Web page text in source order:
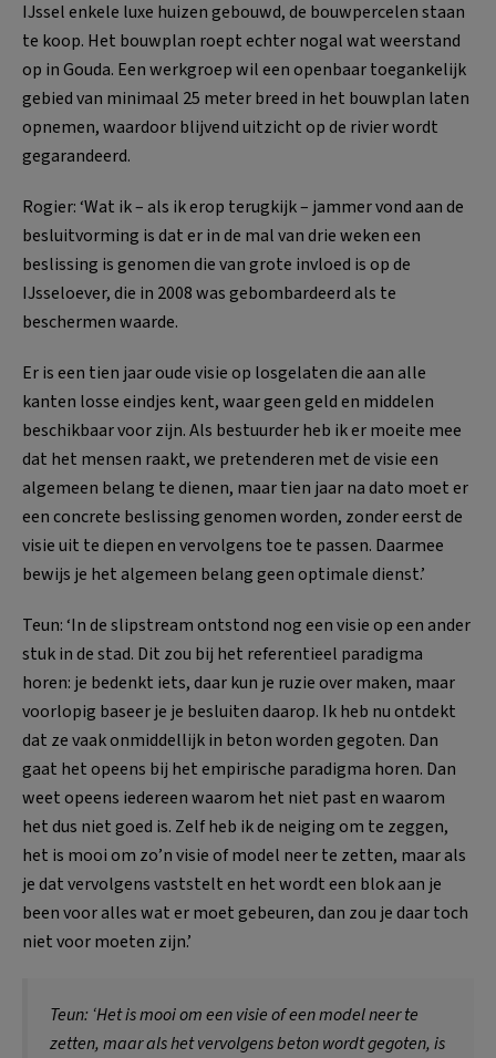
IJssel enkele luxe huizen gebouwd, de bouwpercelen staan
te koop. Het bouwplan roept echter nogal wat weerstand
op in Gouda. Een werkgroep wil een openbaar toegankelijk
gebied van minimaal 25 meter breed in het bouwplan laten
opnemen, waardoor blijvend uitzicht op de rivier wordt
gegarandeerd.
Rogier: ‘Wat ik – als ik erop terugkijk – jammer vond aan de
besluitvorming is dat er in de mal van drie weken een
beslissing is genomen die van grote invloed is op de
IJsseloever, die in 2008 was gebombardeerd als te
beschermen waarde.
Er is een tien jaar oude visie op losgelaten die aan alle
kanten losse eindjes kent, waar geen geld en middelen
beschikbaar voor zijn. Als bestuurder heb ik er moeite mee
dat het mensen raakt, we pretenderen met de visie een
algemeen belang te dienen, maar tien jaar na dato moet er
een concrete beslissing genomen worden, zonder eerst de
visie uit te diepen en vervolgens toe te passen. Daarmee
bewijs je het algemeen belang geen optimale dienst.’
Teun: ‘In de slipstream ontstond nog een visie op een ander
stuk in de stad. Dit zou bij het referentieel paradigma
horen: je bedenkt iets, daar kun je ruzie over maken, maar
voorlopig baseer je je besluiten daarop. Ik heb nu ontdekt
dat ze vaak onmiddellijk in beton worden gegoten. Dan
gaat het opeens bij het empirische paradigma horen. Dan
weet opeens iedereen waarom het niet past en waarom
het dus niet goed is. Zelf heb ik de neiging om te zeggen,
het is mooi om zo’n visie of model neer te zetten, maar als
je dat vervolgens vaststelt en het wordt een blok aan je
been voor alles wat er moet gebeuren, dan zou je daar toch
niet voor moeten zijn.’
Teun: ‘Het is mooi om een visie of een model neer te
zetten, maar als het vervolgens beton wordt gegoten, is